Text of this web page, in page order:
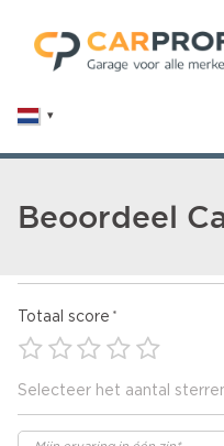
Beoordeel
Totaal score
Selecteer het aantal